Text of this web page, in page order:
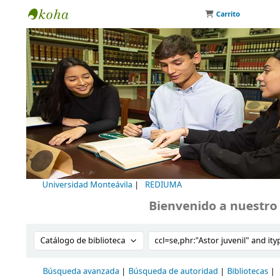
Biblioteca Universidad Monteávila
Carrito
Universidad Monteávila | REDIUMA
Bienvenido a nuestro
Buscar en el catálogo por:Buscar en el catálogo
Búsqueda avanzada Búsqueda de autoridad Bibliotecas